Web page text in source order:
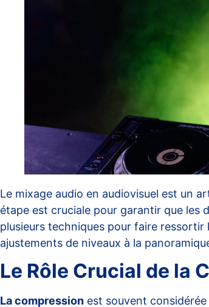
Le mixage audio en audiovisuel est un
étape est cruciale pour garantir que les
plusieurs techniques pour faire ressortir
ajustements de niveaux à la
Le Rôle Crucial de la
La compression est souvent considérée